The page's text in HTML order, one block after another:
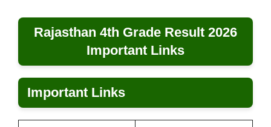
Rajasthan 4th Grade Result 2026
Important Links
Important Links